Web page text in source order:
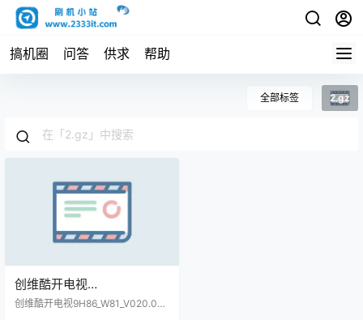
搞机圈 问答 供求 帮助
全部标签 2.gz
创维酷开电视
9H86_W81_V020.003.270_
创维酷开电视9H86_W81_V020.00